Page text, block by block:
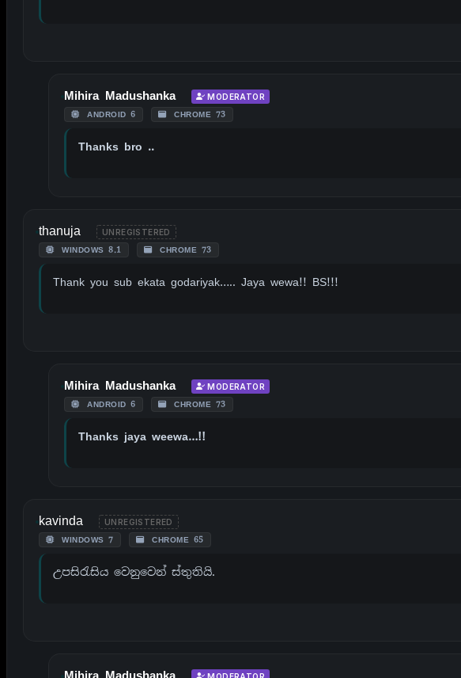
Mihira Madushanka MODERATOR
ANDROID 6 CHROME 73
Thanks bro ..
thanuja UNREGISTERED
WINDOWS 8.1 CHROME 73
Thank you sub ekata godariyak….. Jaya wewa!! BS!!!
Mihira Madushanka MODERATOR
ANDROID 6 CHROME 73
Thanks jaya weewa…!!
kavinda UNREGISTERED
WINDOWS 7 CHROME 65
උපසිරැසිය වෙනුවෙන් ස්තුතියි.
MODERATOR